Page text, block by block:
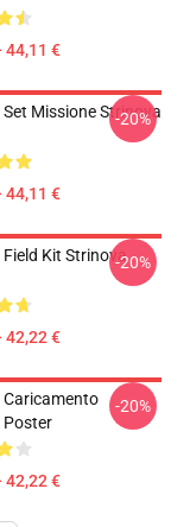
44,11 €
Missione Strinova
44,11 €
-20%
Kit Strinova
42,22 €
-20%
Poster
42,22 €
-20%